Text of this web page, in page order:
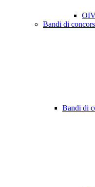
Bandi di
Bandi di